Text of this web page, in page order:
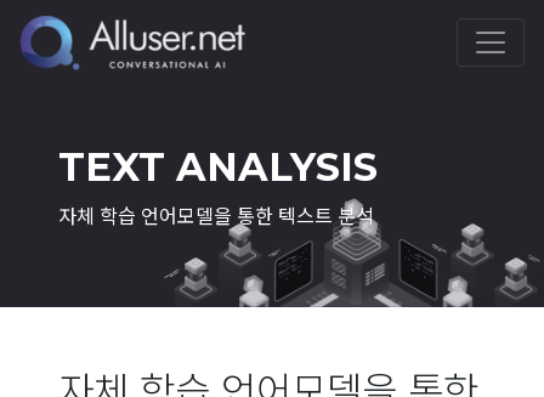
TEXT ANALYSIS
자체 학습 언어모델을 통한 텍스트 분석